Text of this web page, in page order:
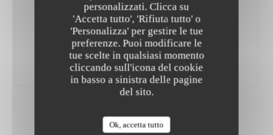
personalizzati. Clicca su
'Accetta tutto', 'Rifiuta tutto' o
'Personalizza' per gestire le tue
preferenze. Puoi modificare le
tue scelte in qualsiasi momento
cliccando sull'icona del cookie
in basso a sinistra delle pagine
del sito.
Ok, accetta tutto
Domaine Orenga de Gaffory "Felice" - 75CL
(blanc, rouge)
50,00 EUR
AOP CALVI